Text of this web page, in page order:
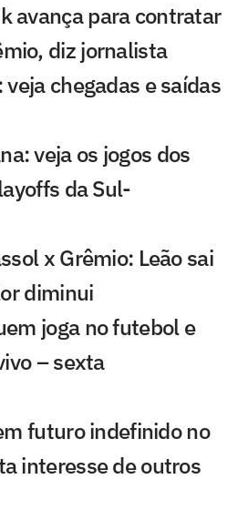
avança para contratar
diz jornalista
chegadas e saídas
veja os jogos dos
da Sul-
x Grêmio: Leão sai
diminui
joga no futebol e
– sexta
futuro indefinido no
interesse de outros